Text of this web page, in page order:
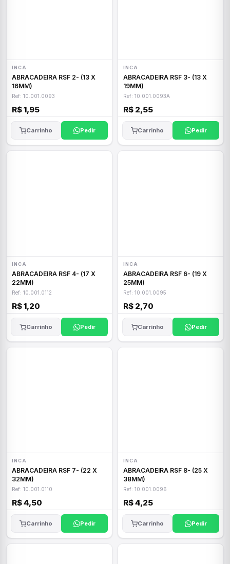
INCA
ABRACADEIRA RSF 2- (13 X
16MM)
Ref: 10.001.0093
R$ 1,95
Carrinho Pedir
INCA
ABRACADEIRA RSF 3- (13 X
19MM)
Ref: 10.001.0093A
R$ 2,55
Carrinho Pedir
INCA
ABRACADEIRA RSF 4- (17 X
22MM)
Ref: 10.001.0112
R$ 1,20
Carrinho Pedir
INCA
ABRACADEIRA RSF 6- (19 X
25MM)
Ref: 10.001.0095
R$ 2,70
Carrinho Pedir
INCA
ABRACADEIRA RSF 7- (22 X
32MM)
Ref: 10.001.0110
R$ 4,50
Carrinho Pedir
INCA
ABRACADEIRA RSF 8- (25 X
38MM)
Ref: 10.001.0096
R$ 4,25
Carrinho Pedir